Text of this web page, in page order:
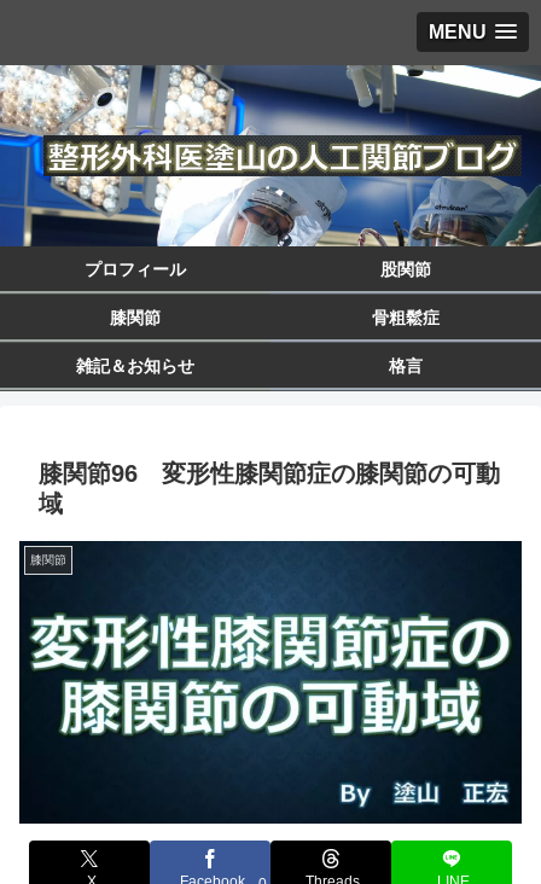
MENU
プロフィール 股関節
膝関節 骨粗鬆症
雑記＆お知らせ 格言
膝関節96 変形性膝関節症の膝関節の可動
域
膝関節